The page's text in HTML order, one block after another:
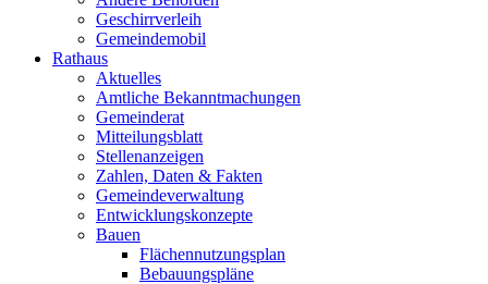
Geschirrverleih
Gemeindemobil
Rathaus
Aktuelles
Amtliche Bekanntmachungen
Gemeinderat
Mitteilungsblatt
Stellenanzeigen
Zahlen, Daten & Fakten
Gemeindeverwaltung
Entwicklungskonzepte
Bauen
Flächennutzungsplan
Bebauungspläne